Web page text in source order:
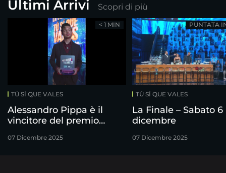
Ultimi Arrivi Scopri di più
TÚ SÍ QUE VALES
Alessandro Pippa è il
vincitore del premio
07 Dicembre 2025
< 1 MIN
TÚ SÍ QUE VALES
La Finale – Sabato 6
dicembre
07 Dicembre 2025
PUNTATA